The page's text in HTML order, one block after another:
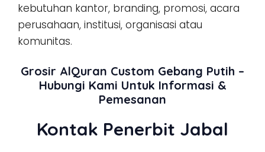
kebutuhan kantor, branding, promosi, acara
perusahaan, institusi, organisasi atau
komunitas.
Grosir AlQuran Custom Gebang Putih –
Hubungi Kami Untuk Informasi &
Pemesanan
Kontak Penerbit Jabal